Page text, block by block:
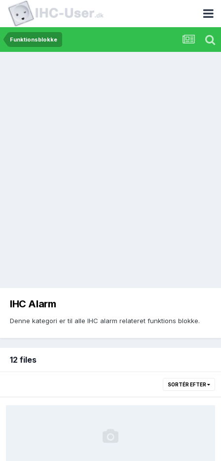
Funktionsblokke
IHC Alarm
Denne kategori er til alle IHC alarm relateret funktions blokke.
12 files
SORTÉR EFTER